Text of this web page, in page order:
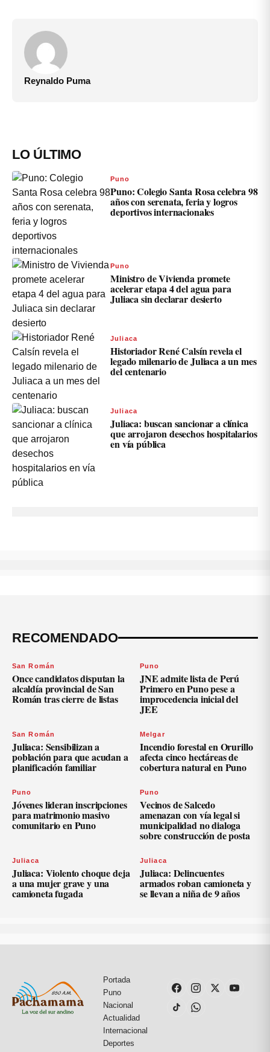
Reynaldo Puma
LO ÚLTIMO
Puno
Puno: Colegio Santa Rosa celebra 98
años con serenata, feria y logros
deportivos internacionales
Puno
Ministro de Vivienda promete
acelerar etapa 4 del agua para
Juliaca sin declarar desierto
Juliaca
Historiador René Calsín revela el
legado milenario de Juliaca a un mes
del centenario
Juliaca
Juliaca: buscan sancionar a clínica
que arrojaron desechos hospitalarios
en vía pública
RECOMENDADO
San Román
Once candidatos disputan la
alcaldía provincial de San
Román tras cierre de listas
Puno
JNE admite lista de Perú
Primero en Puno pese a
improcedencia inicial del
JEE
San Román
Juliaca: Sensibilizan a
población para que acudan a
planificación familiar
Melgar
Incendio forestal en Orurillo
afecta cinco hectáreas de
cobertura natural en Puno
Puno
Jóvenes lideran inscripciones
para matrimonio masivo
comunitario en Puno
Puno
Vecinos de Salcedo
amenazan con vía legal si
municipalidad no dialoga
sobre construcción de posta
Juliaca
Juliaca: Violento choque deja
a una mujer grave y una
camioneta fugada
Juliaca
Juliaca: Delincuentes
armados roban camioneta y
se llevan a niña de 9 años
Portada
Puno
Nacional
Actualidad
Internacional
Deportes